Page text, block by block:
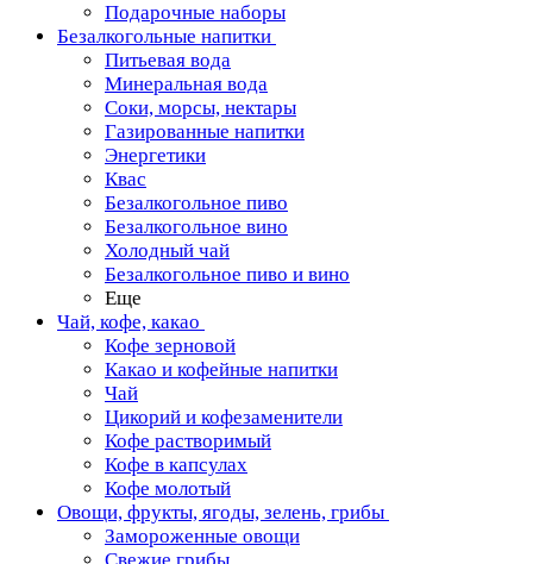
Подарочные наборы
Безалкогольные напитки
Питьевая вода
Минеральная вода
Соки, морсы, нектары
Газированные напитки
Энергетики
Квас
Безалкогольное пиво
Безалкогольное вино
Холодный чай
Безалкогольное пиво и вино
Еще
Чай, кофе, какао
Кофе зерновой
Какао и кофейные напитки
Чай
Цикорий и кофезаменители
Кофе растворимый
Кофе в капсулах
Кофе молотый
Овощи, фрукты, ягоды, зелень, грибы
Замороженные овощи